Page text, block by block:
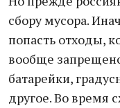
сбору мусора.
попасть отходы,
вообще
батарейки,
другое. Во время